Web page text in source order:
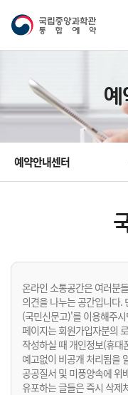
예
예약안내센터
온라인 소통공간은 여러분
의견을 나누는 공간입니다.
(국민신문고)'를 이용해주
페이지는 회원가입자분의
작성하실 때 개인정보(휴대
예고없이 비공개 처리됨을
공공질서 및 미풍양속에 위
유포하는 글들은 즉시 삭제